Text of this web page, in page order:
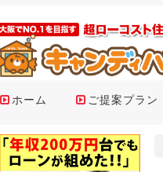
ホーム ご提案プラン